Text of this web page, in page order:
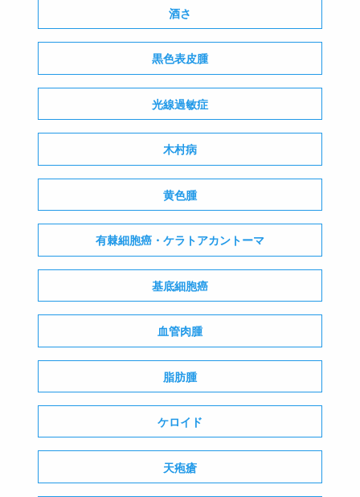
酒さ
黒色表皮腫
光線過敏症
木村病
黄色腫
有棘細胞癌・ケラトアカントーマ
基底細胞癌
血管肉腫
脂肪腫
ケロイド
天疱瘡